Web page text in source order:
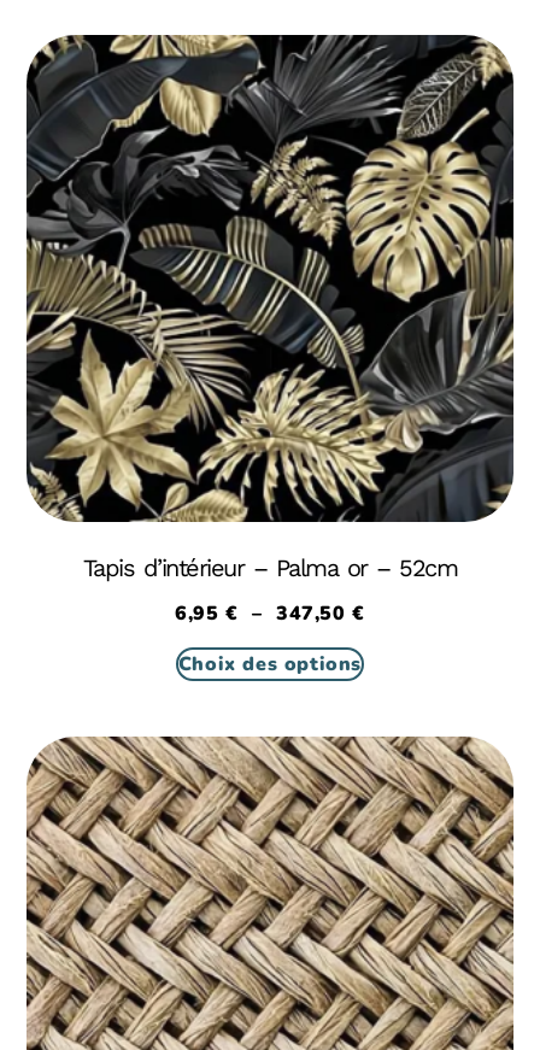
Tapis d’intérieur – Palma or – 52cm
6,95€ – 347,50€
Choix des options